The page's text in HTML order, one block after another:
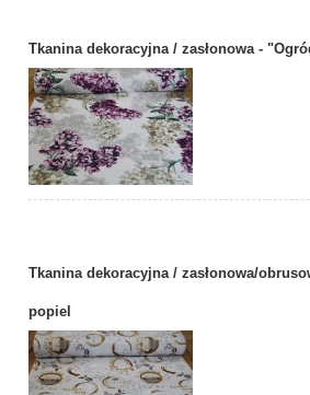
Tkanina dekoracyjna / zasłonowa -
Tkanina dekoracyjna / zasłonowa/
popiel